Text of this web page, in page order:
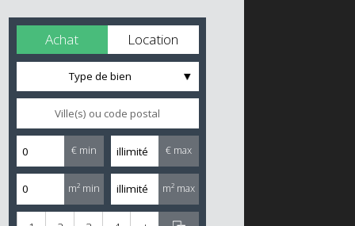
Achat Location
Type de bien
€ min € max
m² min m² max